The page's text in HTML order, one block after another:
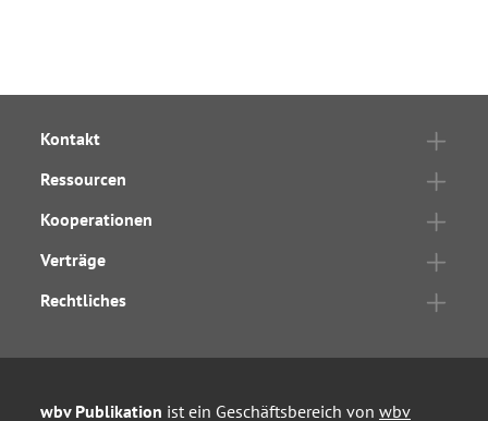
Kontakt
Ressourcen
Kooperationen
Verträge
Rechtliches
wbv Publikation ist ein Geschäftsbereich von wbv